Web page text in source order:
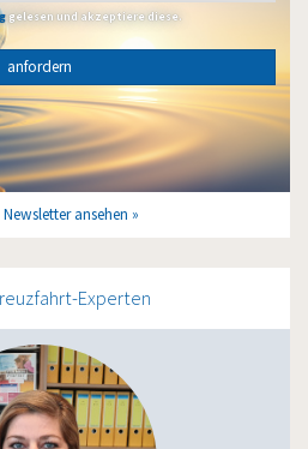
gelesen und akzeptiere diese.
anfordern
ansehen
Experten